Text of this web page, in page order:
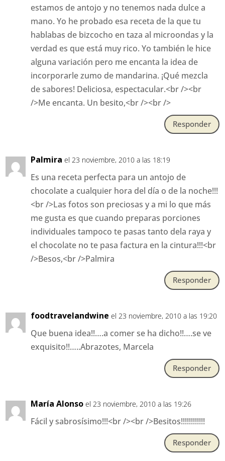
estamos de antojo y no tenemos nada dulce a
mano. Yo he probado esa receta de la que tu
hablabas de bizcocho en taza al microondas y la
verdad es que está muy rico. Yo también le hice
alguna variación pero me encanta la idea de
incorporarle zumo de mandarina. ¡Qué mezcla
de sabores! Deliciosa, espectacular.<br /><br
/>Me encanta. Un besito,<br /><br />
Responder
Palmira el 23 noviembre, 2010 a las 18:19
Es una receta perfecta para un antojo de
chocolate a cualquier hora del día o de la noche!!!
<br />Las fotos son preciosas y a mi lo que más
me gusta es que cuando preparas porciones
individuales tampoco te pasas tanto dela raya y
el chocolate no te pasa factura en la cintura!!!<br
/>Besos,<br />Palmira
Responder
foodtravelandwine el 23 noviembre, 2010 a las 19:20
Que buena idea!!….a comer se ha dicho!!….se ve
exquisito!!…..Abrazotes, Marcela
Responder
María Alonso el 23 noviembre, 2010 a las 19:26
Fácil y sabrosísimo!!!<br /><br />Besitos!!!!!!!!!!!!
Responder